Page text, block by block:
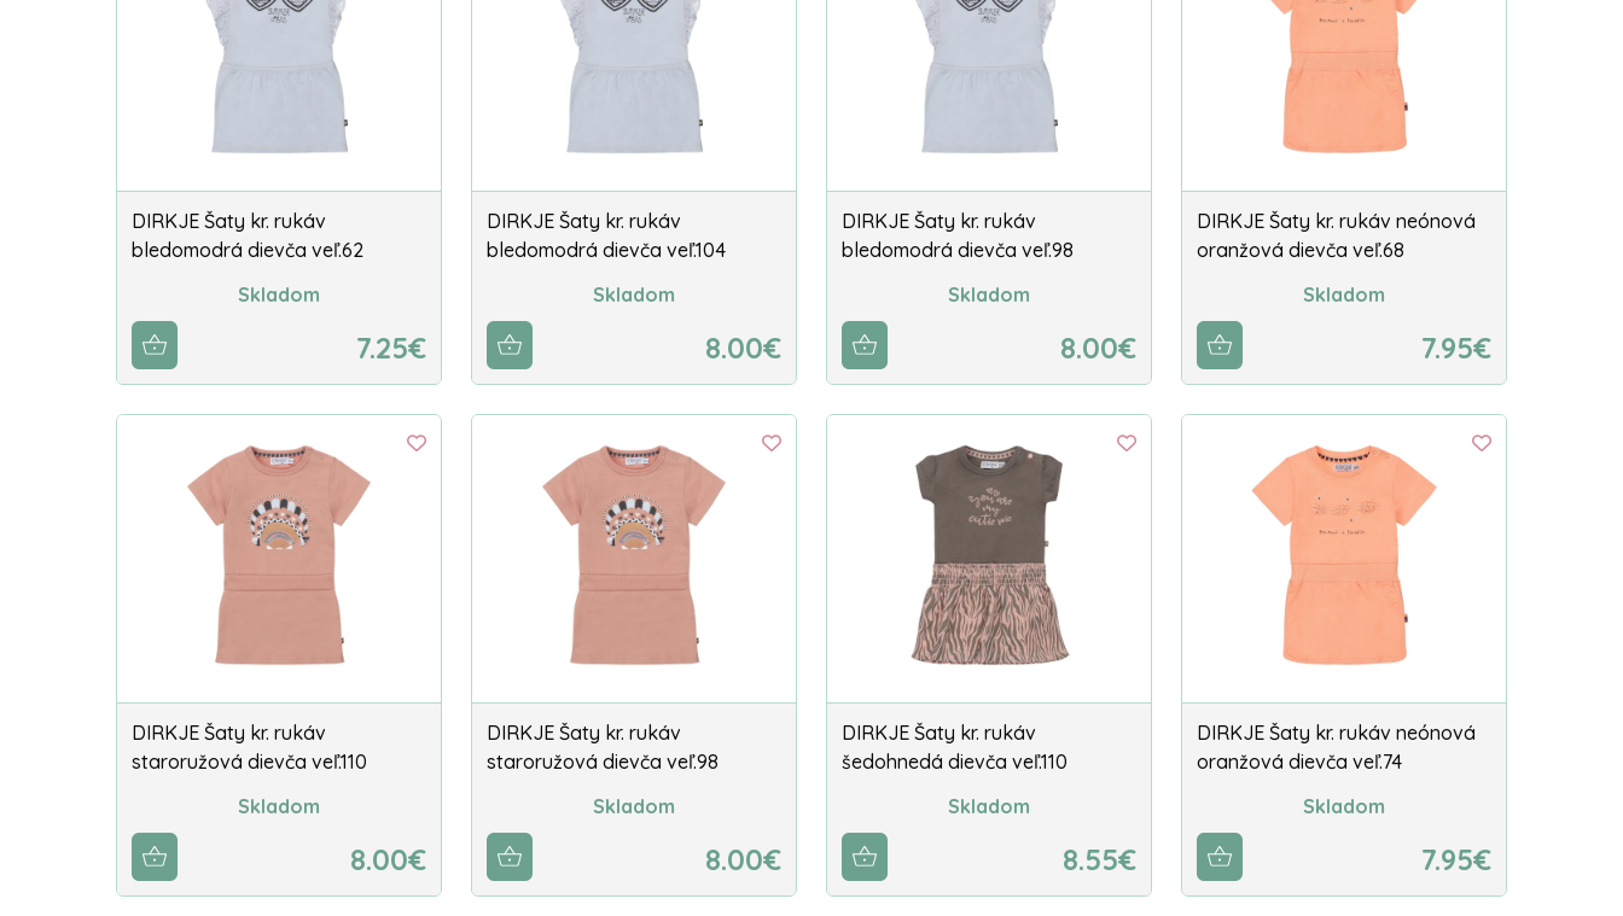
DIRKJE Šaty kr. rukáv
bledomodrá dievča veľ.62
Skladom
7.25€
DIRKJE Šaty kr. rukáv
bledomodrá dievča veľ.104
Skladom
8.00€
DIRKJE Šaty kr. rukáv
bledomodrá dievča veľ.98
Skladom
8.00€
DIRKJE Šaty kr. rukáv neónová
oranžová dievča veľ.68
Skladom
7.95€
DIRKJE Šaty kr. rukáv
staroružová dievča veľ.110
Skladom
8.00€
DIRKJE Šaty kr. rukáv
staroružová dievča veľ.98
Skladom
8.00€
DIRKJE Šaty kr. rukáv
šedohnedá dievča veľ.110
Skladom
8.55€
DIRKJE Šaty kr. rukáv neónová
oranžová dievča veľ.74
Skladom
7.95€